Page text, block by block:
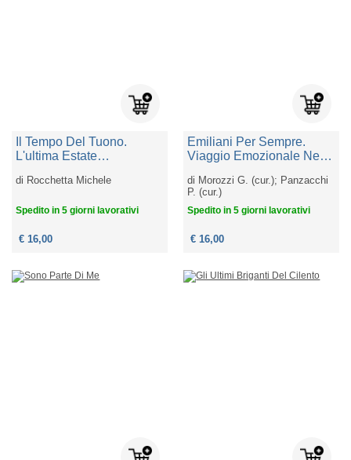
Il Tempo Del Tuono.
L'ultima Estate
Ediz.
di Rocchetta Michele
Spedito in 5 giorni lavorativi
€ 16,00
Emiliani Per Sempre.
Viaggio Emozionale Nel
di Morozzi G. (cur.); Panzacchi
P. (cur.)
Spedito in 5 giorni lavorativi
€ 16,00